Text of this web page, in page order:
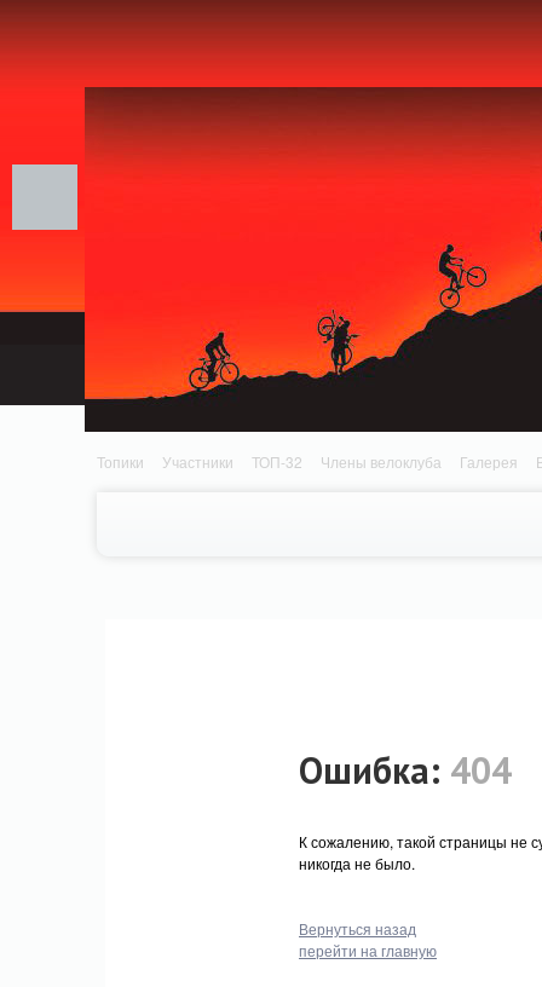
Топики Участники ТОП-32 Члены велоклуба Галерея
Ошибка: 404
К сожалению, такой страницы не
никогда не было.
Вернуться назад
перейти на главную